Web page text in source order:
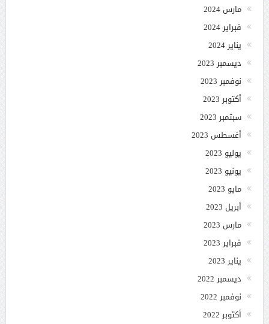
مارس 2024
فبراير 2024
يناير 2024
ديسمبر 2023
نوفمبر 2023
أكتوبر 2023
سبتمبر 2023
أغسطس 2023
يوليو 2023
يونيو 2023
مايو 2023
أبريل 2023
مارس 2023
فبراير 2023
يناير 2023
ديسمبر 2022
نوفمبر 2022
أكتوبر 2022